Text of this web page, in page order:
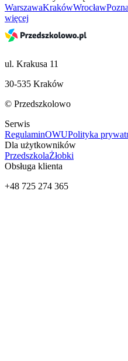
WarszawaKrakówWrocław
więcej
ul. Krakusa 11
30-535 Kraków
© Przedszkolowo
Serwis
RegulaminOWUPolityka
Dla użytkowników
PrzedszkolaŻłobki
Obsługa klienta
+48 725 274 365